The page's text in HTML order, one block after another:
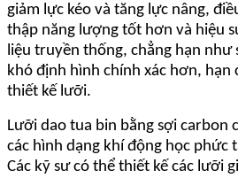
giảm lực kéo và tăng lực nâng,
thập năng lượng tốt hơn và hiệu
liệu truyền thống, chẳng hạn
khó định hình chính xác hơn, hạn
thiết kế lưỡi.
Lưỡi dao tua bin bằng sợi carbon
các hình dạng khí động học phức
Các kỹ sư có thể thiết kế các lưỡi